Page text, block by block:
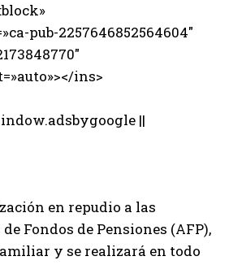
pub-2257646852564604″
ins>
||
en repudio a las
Fondos de Pensiones (AFP),
y se realizará en todo